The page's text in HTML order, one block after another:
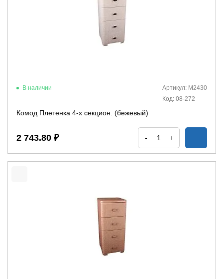
В наличии
Артикул: М2430
Код: 08-272
Комод Плетенка 4-х секцион. (бежевый)
2 743.80 ₽ - +